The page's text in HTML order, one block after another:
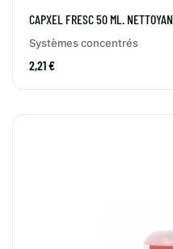
CAPXEL FRESC 50 ML.
Systèmes concentrés
2,21 €